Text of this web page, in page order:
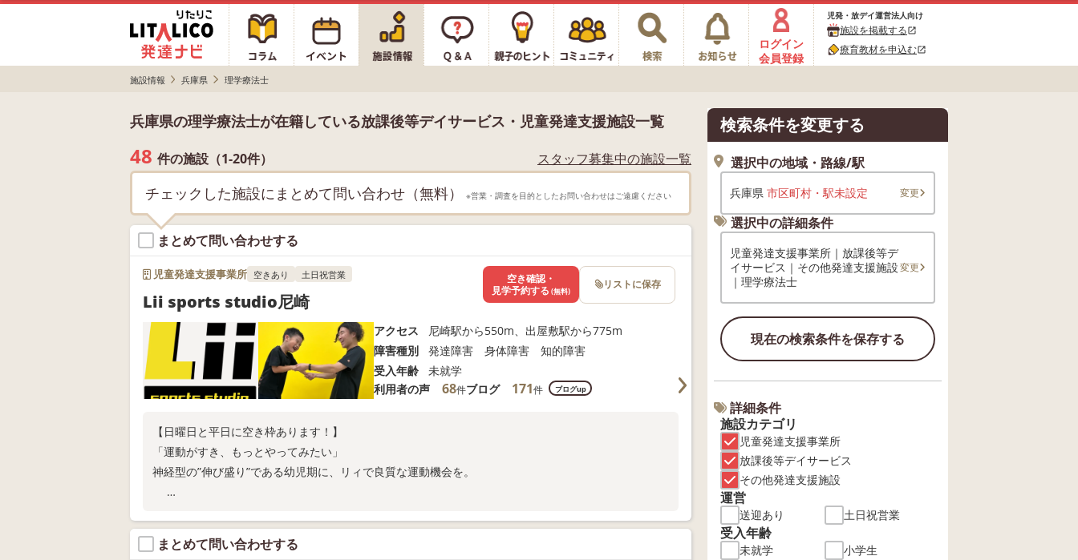
ログイン
会員登録
児発・放デイ運営法人向け
施設を掲載するopen_in_new
療育教材を申込むopen_in_new
施設情報 兵庫県 理学療法士
兵庫県の理学療法士が在籍している放課後等デイサービス・児童発達支援施設一覧
48 件の施設（1-20件） スタッフ募集中の施設一覧
チェックした施設にまとめて問い合わせ（無料） ※営業・調査を目的としたお問い合わせはご遠慮ください
まとめて問い合わせする
児童発達支援事業所 空きあり 土日祝営業
Lii sports studio尼崎
アクセス
尼崎駅から550m、出屋敷駅から775m
障害種別
発達障害 身体障害 知的障害
受入年齢
未就学
利用者の声
68件ブログ 171件 ブログup
【日曜日と平日に空き枠あります！】
「運動がすき、もっとやってみたい」
神経型の”伸び盛り”である幼児期に、リィで良質な運動機会を。
◎現在、来年度固定枠の利用申込受付中
◎スタジオ体験随時実施中
空き確認・
見学予約する (無料) リストに保存
まとめて問い合わせする
検索条件を変更する
選択中の地域・路線/駅
兵庫県 市区町村・駅未設定 変更
選択中の詳細条件
児童発達支援事業所｜放課後等デ
イサービス｜その他発達支援施設
｜理学療法士
変更
現在の検索条件を保存する
詳細条件
施設カテゴリ
児童発達支援事業所
放課後等デイサービス
その他発達支援施設
運営
送迎あり 土日祝営業
受入年齢
未就学
小学生